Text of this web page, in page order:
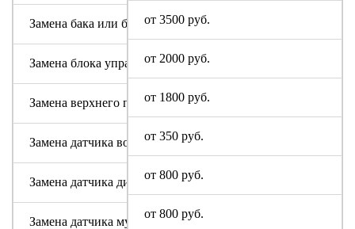
от 3500 руб.
от 2000 руб.
от 1800 руб.
от 350 руб.
от 800 руб.
от 800 руб.
Замена бака или барабана
Замена блока управления или индикации
Замена верхнего противовеса
Замена датчика воды
Замена датчика дисбаланса белья
Замена датчика мутности